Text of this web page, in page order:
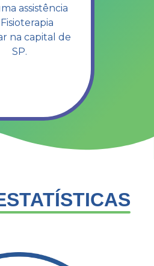
assistência
na capital de
SP.